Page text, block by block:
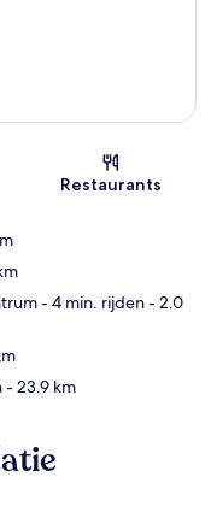
Restaurants
- 4 min. rijden- 2.0
- 23.9 km